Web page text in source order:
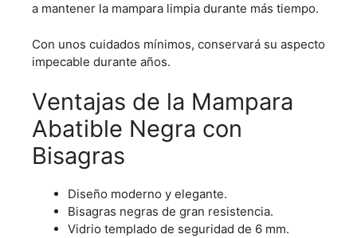
a mantener la mampara limpia durante más tiempo.
Con unos cuidados mínimos, conservará su aspecto
impecable durante años.
Ventajas de la Mampara
Abatible Negra con
Bisagras
Diseño moderno y elegante.
Bisagras negras de gran resistencia.
Vidrio templado de seguridad de 6 mm.